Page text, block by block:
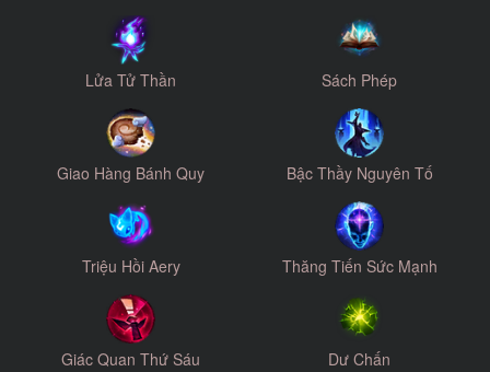
Lửa Tử Thần Sách Phép
Giao Hàng Bánh Quy Bậc Thầy Nguyên Tố
Triệu Hồi Aery Thăng Tiến Sức Mạnh
Giác Quan Thứ Sáu Dư Chấn